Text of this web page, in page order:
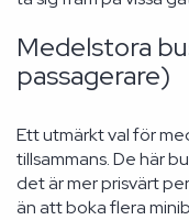
Medelstora
passagerare)
Ett utmärkt val för
tillsammans. De här
det är mer prisvärt
än att boka flera